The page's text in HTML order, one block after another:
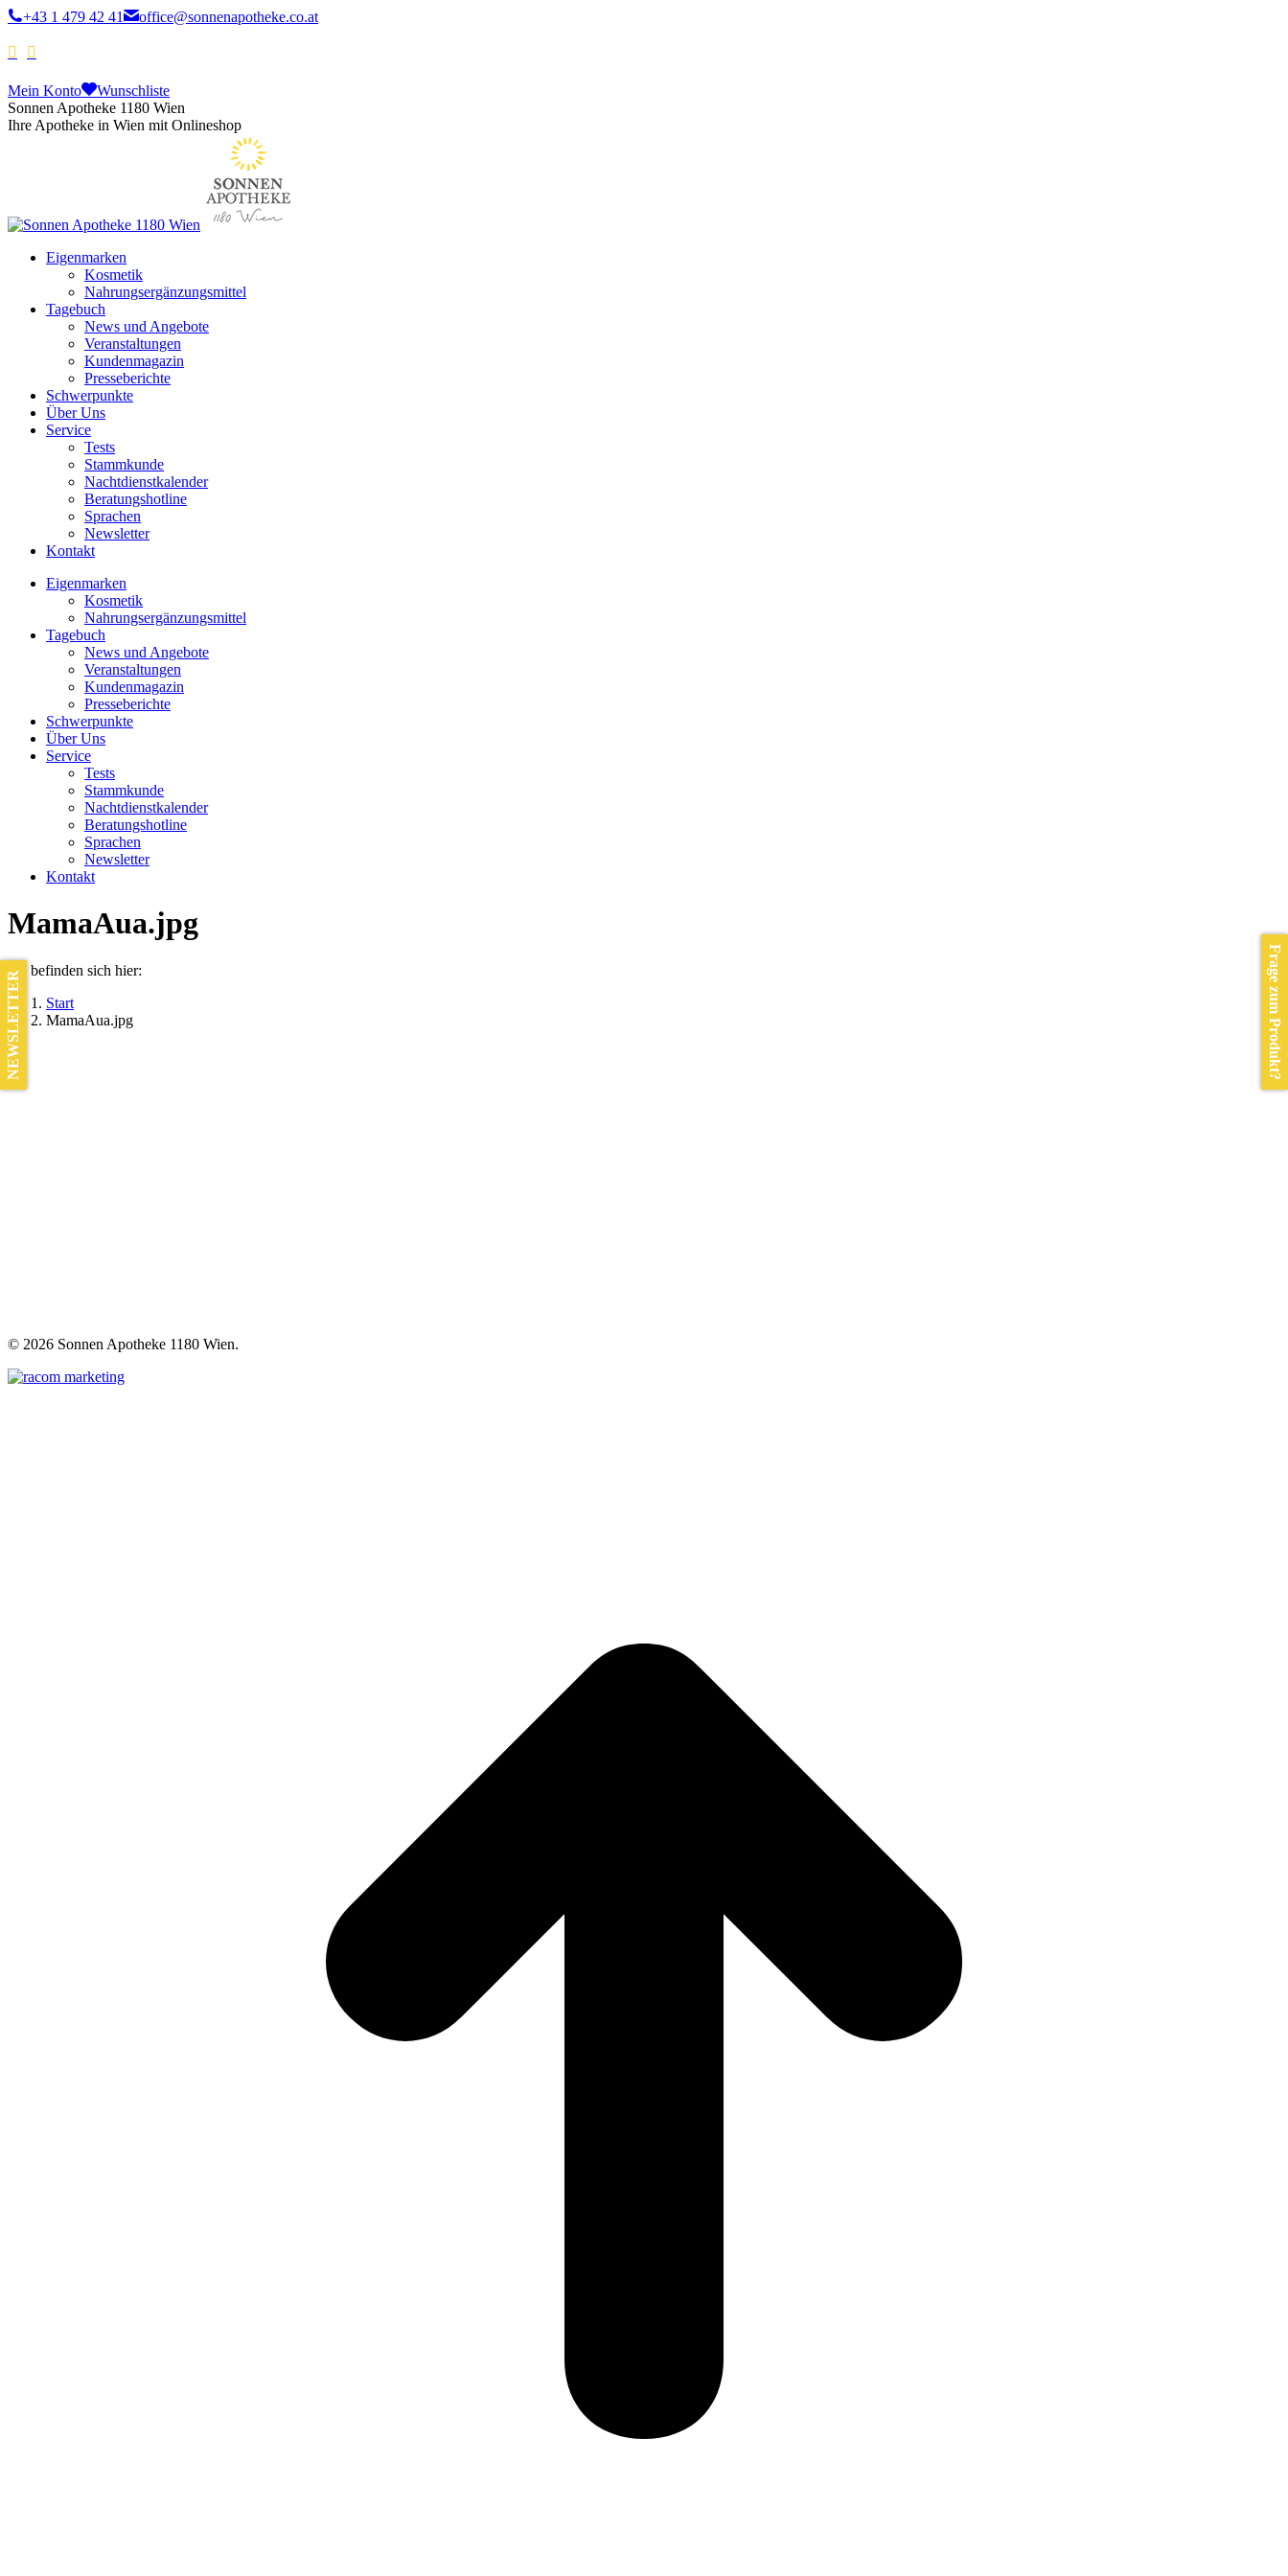
+43 1 479 42 41 office@sonnenapotheke.co.at
Mein Konto
Wunschliste
Sonnen Apotheke 1180 Wien
Ihre Apotheke in Wien mit Onlineshop
Eigenmarken
Kosmetik
Nahrungsergänzungsmittel
Tagebuch
News und Angebote
Veranstaltungen
Kundenmagazin
Presseberichte
Schwerpunkte
Über Uns
Service
Tests
Stammkunde
Nachtdienstkalender
Beratungshotline
Sprachen
Newsletter
Kontakt
Eigenmarken
Kosmetik
Nahrungsergänzungsmittel
Tagebuch
News und Angebote
Veranstaltungen
Kundenmagazin
Presseberichte
Schwerpunkte
Über Uns
Service
Tests
Stammkunde
Nachtdienstkalender
Beratungshotline
Sprachen
Newsletter
Kontakt
MamaAua.jpg
Sie befinden sich hier:
Start
MamaAua.jpg
© 2026 Sonnen Apotheke 1180 Wien.
Frage zum Produkt?
NEWSLETTER